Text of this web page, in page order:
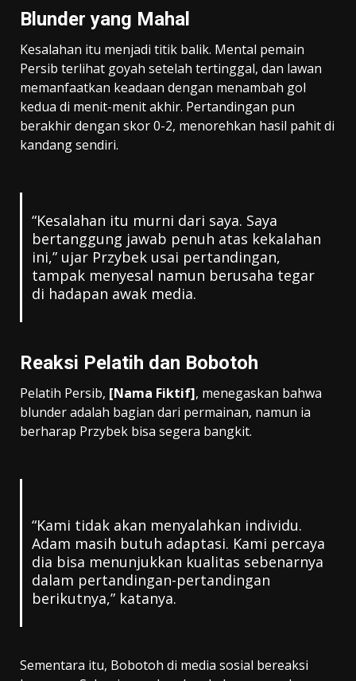
Blunder yang Mahal
Kesalahan itu menjadi titik balik. Mental pemain
Persib terlihat goyah setelah tertinggal, dan lawan
memanfaatkan keadaan dengan menambah gol
kedua di menit-menit akhir. Pertandingan pun
berakhir dengan skor 0-2, menorehkan hasil pahit di
kandang sendiri.
“Kesalahan itu murni dari saya. Saya
bertanggung jawab penuh atas kekalahan
ini,” ujar Przybek usai pertandingan,
tampak menyesal namun berusaha tegar
di hadapan awak media.
Reaksi Pelatih dan Bobotoh
Pelatih Persib, [Nama Fiktif], menegaskan bahwa
blunder adalah bagian dari permainan, namun ia
berharap Przybek bisa segera bangkit.
“Kami tidak akan menyalahkan individu.
Adam masih butuh adaptasi. Kami percaya
dia bisa menunjukkan kualitas sebenarnya
dalam pertandingan-pertandingan
berikutnya,” katanya.
Sementara itu, Bobotoh di media sosial bereaksi